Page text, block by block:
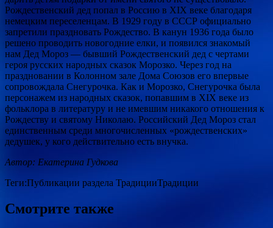
Рождественский дед попал в Россию в XIX веке благодаря
немецким переселенцам. В 1929 году в СССР официально
запретили праздновать Рождество. В канун 1936 года было
решено проводить новогодние елки, и появился знакомый
нам Дед Мороз — бывший Рождественский дед с чертами
героя русских народных сказок Морозко. Через год на
праздновании в Колонном зале Дома Союзов его впервые
сопровождала Снегурочка. Как и Морозко, Снегурочка была
персонажем из народных сказок, попавшим в XIX веке из
фольклора в литературу и не имевшим никакого отношения к
Рождеству и святому Николаю. Российский Дед Мороз стал
единственным среди многочисленных «рождественских»
дедушек, у кого действительно есть внучка.
Автор: Екатерина Гудкова
Теги:Публикации раздела ТрадицииТрадиции
Смотрите также